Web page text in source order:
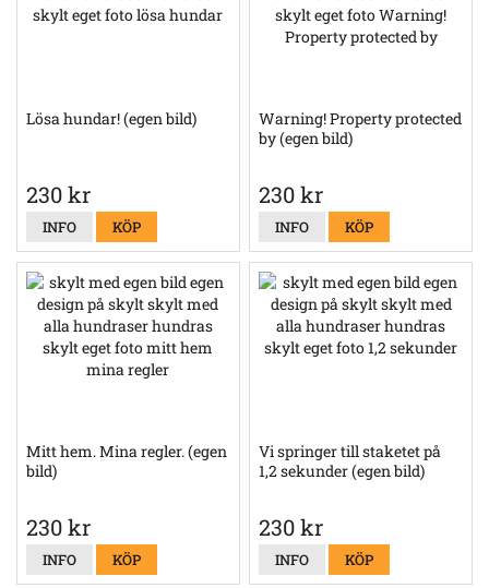
Lösa hundar! (egen bild)
230 kr
INFO KÖP
Warning! Property protected
by (egen bild)
230 kr
INFO KÖP
Mitt hem. Mina regler. (egen
bild)
230 kr
INFO KÖP
Vi springer till staketet på
1,2 sekunder (egen bild)
230 kr
INFO KÖP